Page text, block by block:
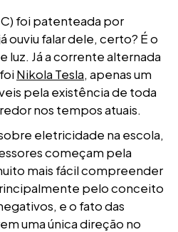
foi patenteada por
ouviu falar dele, certo? É o
luz. Já a corrente alternada
Nikola Tesla, apenas um
pela existência de toda
nos tempos atuais.
eletricidade na escola,
começam pela
mais fácil compreender
pelo conceito
e o fato das
uma única direção no